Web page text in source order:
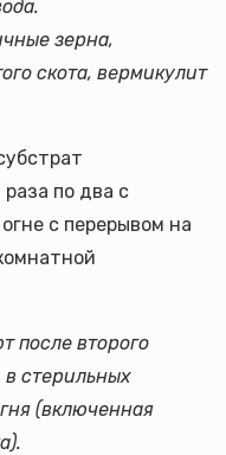
зерна,
скота, вермикулит
по два с
с перерывом на
после второго
в стерильных
(включенная